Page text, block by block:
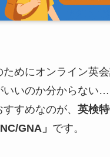
ためにオンライン英
いいのか分からない…
すめなのが、 英検
GNA」 です。